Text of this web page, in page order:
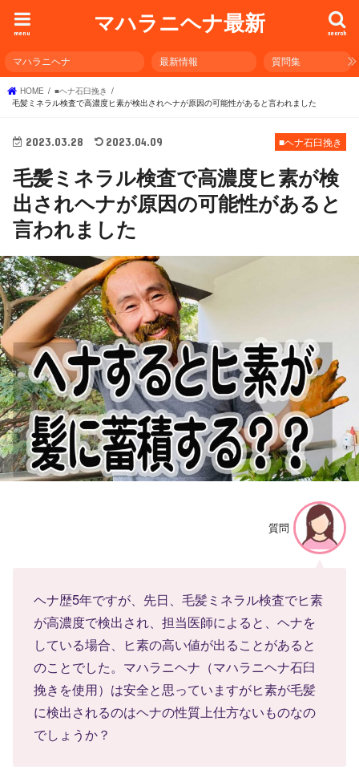
マハラニヘナ最新 search
menu
マハラニヘナ 最新情報 質問集
HOME
■ヘナ石臼挽き
毛髪ミネラル検査で高濃度ヒ素が検出されヘナが原因の可能性があると言われました
■ヘナ石臼挽き
2023.03.28 2023.04.09
毛髪ミネラル検査で高濃度ヒ素が検
出されヘナが原因の可能性があると
言われました
質問
ヘナ歴5年ですが、先日、毛髪ミネラル検査でヒ素
が高濃度で検出され、担当医師によると、ヘナを
している場合、ヒ素の高い値が出ることがあると
のことでした。マハラニヘナ（マハラニヘナ石臼
挽きを使用）は安全と思っていますがヒ素が毛髪
に検出されるのはヘナの性質上仕方ないものなの
でしょうか？